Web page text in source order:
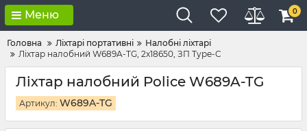
Меню 0
Головна Ліхтарі портативні
Налобні ліхтарі
Ліхтар налобний W689A-TG, 2x18650, ЗП Type-C
Ліхтар налобний Police W689A-TG
Артикул: W689A-TG